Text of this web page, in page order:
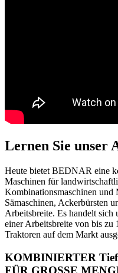
Lernen Sie unser
Heute bietet BEDNAR eine
Maschinen für
Kombinationsmaschinen und
Sämaschinen, Ackerbürsten
Arbeitsbreite. Es handelt sich
einer Arbeitsbreite von bis zu
Traktoren auf dem Markt
KOMBINIERTER
FÜR GROSSE